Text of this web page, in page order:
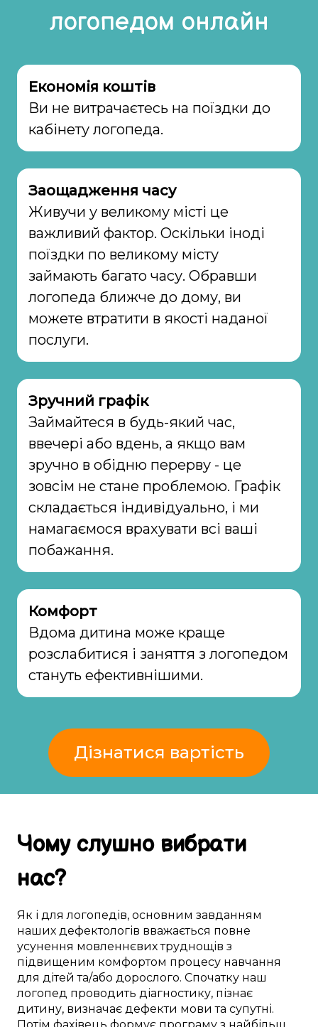
логопедом онлайн
Економія коштів
Ви не витрачаєтесь на поїздки до
кабінету логопеда.
Заощадження часу
Живучи у великому місті це
важливий фактор. Оскільки іноді
поїздки по великому місту
займають багато часу. Обравши
логопеда ближче до дому, ви
можете втратити в якості наданої
послуги.
Зручний графік
Займайтеся в будь-який час,
ввечері або вдень, а якщо вам
зручно в обідню перерву - це
зовсім не стане проблемою. Графік
складається індивідуально, і ми
намагаємося врахувати всі ваші
побажання.
Комфорт
Вдома дитина може краще
розслабитися і заняття з логопедом
стануть ефективнішими.
Дізнатися вартість
Чому слушновибрати
нас?
Як і длялогопедів, основним завданням
наших дефектологів вважається повне
усунення мовленнєвих труднощів з
підвищеним комфортом процесу навчання
для дітей та/або дорослого. Спочатку наш
логопед проводить діагностику, пізнає
дитину, визначає дефекти мови та супутні.